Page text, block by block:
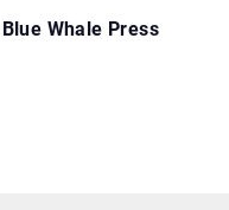
Whale Press